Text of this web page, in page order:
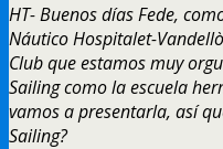
HT- Buenos días Fede,
Náutico Hospitalet-
Club que estamos muy
Sailing como la escuela
vamos a presentarla, así
Sailing?